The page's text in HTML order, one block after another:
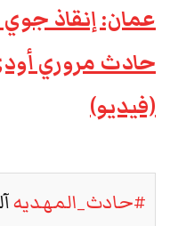
عمان: إنقاذ
(فيديو)
#حادث_المهديه